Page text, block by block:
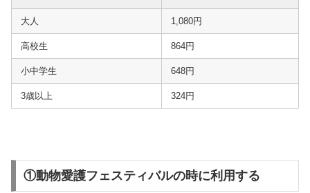
大人 1,080円
高校生 864円
小中学生 648円
3歳以上 324円
①動物愛護フェスティバルの時に利用する